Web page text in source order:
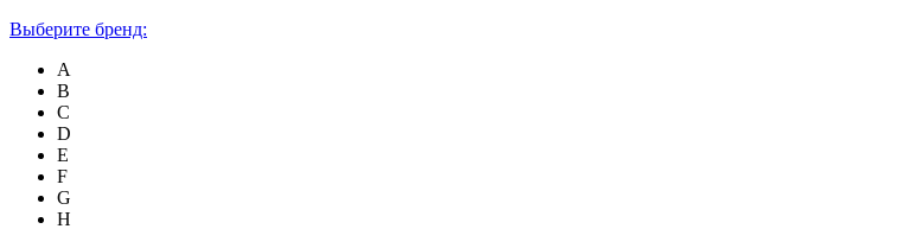
Выберите бренд:
A
B
C
D
E
F
G
H